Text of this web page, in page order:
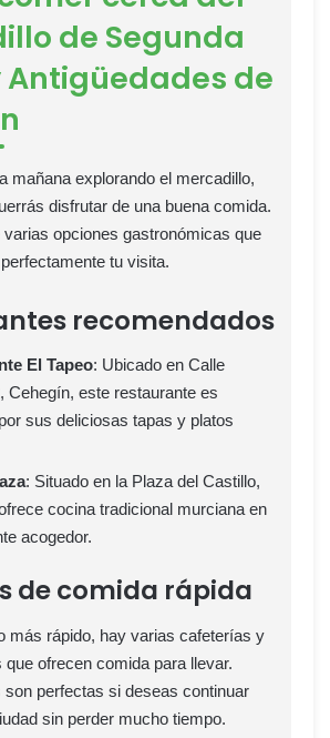
de Segunda
Antigüedades de
mañana explorando el mercadillo,
disfrutar de una buena comida.
opciones gastronómicas que
tu visita.
recomendados
El Tapeo: Ubicado en Calle
Cehegín, este restaurante es
sus deliciosas tapas y platos
: Situado en la Plaza del Castillo,
cocina tradicional murciana en
acogedor.
de comida rápida
más rápido, hay varias cafeterías y
ofrecen comida para llevar.
son perfectas si deseas continuar
sin perder mucho tiempo.